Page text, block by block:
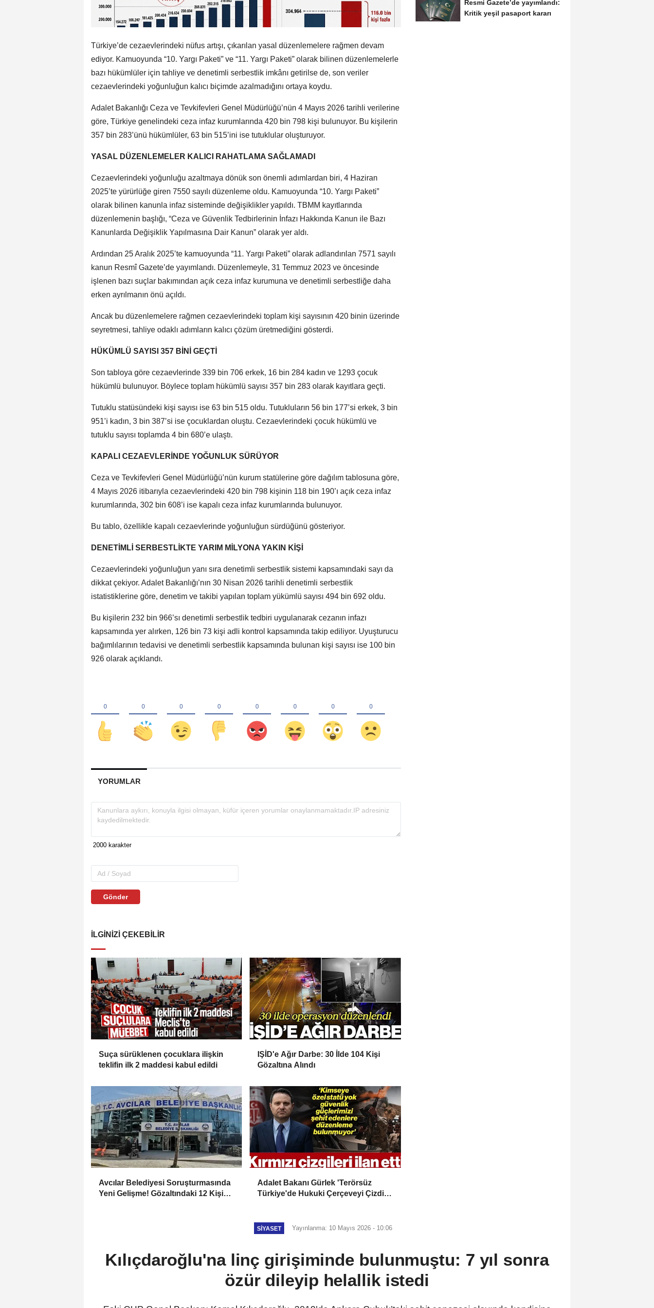
Türkiye’de cezaevlerindeki nüfus artışı, çıkarılan yasal düzenlemelere rağmen devam
ediyor. Kamuoyunda “10. Yargı Paketi” ve “11. Yargı Paketi” olarak bilinen düzenlemelerle
bazı hükümlüler için tahliye ve denetimli serbestlik imkânı getirilse de, son veriler
cezaevlerindeki yoğunluğun kalıcı biçimde azalmadığını ortaya koydu.
Adalet Bakanlığı Ceza ve Tevkifevleri Genel Müdürlüğü’nün 4 Mayıs 2026 tarihli verilerine
göre, Türkiye genelindeki ceza infaz kurumlarında 420 bin 798 kişi bulunuyor. Bu kişilerin
357 bin 283’ünü hükümlüler, 63 bin 515’ini ise tutuklular oluşturuyor.
YASAL DÜZENLEMELER KALICI RAHATLAMA SAĞLAMADI
Cezaevlerindeki yoğunluğu azaltmaya dönük son önemli adımlardan biri, 4 Haziran
2025’te yürürlüğe giren 7550 sayılı düzenleme oldu. Kamuoyunda “10. Yargı Paketi”
olarak bilinen kanunla infaz sisteminde değişiklikler yapıldı. TBMM kayıtlarında
düzenlemenin başlığı, “Ceza ve Güvenlik Tedbirlerinin İnfazı Hakkında Kanun ile Bazı
Kanunlarda Değişiklik Yapılmasına Dair Kanun” olarak yer aldı.
Ardından 25 Aralık 2025’te kamuoyunda “11. Yargı Paketi” olarak adlandırılan 7571 sayılı
kanun Resmî Gazete’de yayımlandı. Düzenlemeyle, 31 Temmuz 2023 ve öncesinde
işlenen bazı suçlar bakımından açık ceza infaz kurumuna ve denetimli serbestliğe daha
erken ayrılmanın önü açıldı.
Ancak bu düzenlemelere rağmen cezaevlerindeki toplam kişi sayısının 420 binin üzerinde
seyretmesi, tahliye odaklı adımların kalıcı çözüm üretmediğini gösterdi.
HÜKÜMLÜ SAYISI 357 BİNİ GEÇTİ
Son tabloya göre cezaevlerinde 339 bin 706 erkek, 16 bin 284 kadın ve 1293 çocuk
hükümlü bulunuyor. Böylece toplam hükümlü sayısı 357 bin 283 olarak kayıtlara geçti.
Tutuklu statüsündeki kişi sayısı ise 63 bin 515 oldu. Tutukluların 56 bin 177’si erkek, 3 bin
951’i kadın, 3 bin 387’si ise çocuklardan oluştu. Cezaevlerindeki çocuk hükümlü ve
tutuklu sayısı toplamda 4 bin 680’e ulaştı.
KAPALI CEZAEVLERİNDE YOĞUNLUK SÜRÜYOR
Ceza ve Tevkifevleri Genel Müdürlüğü’nün kurum statülerine göre dağılım tablosuna göre,
4 Mayıs 2026 itibarıyla cezaevlerindeki 420 bin 798 kişinin 118 bin 190’ı açık ceza infaz
kurumlarında, 302 bin 608’i ise kapalı ceza infaz kurumlarında bulunuyor.
Bu tablo, özellikle kapalı cezaevlerinde yoğunluğun sürdüğünü gösteriyor.
DENETİMLİ SERBESTLİKTE YARIM MİLYONA YAKIN KİŞİ
Cezaevlerindeki yoğunluğun yanı sıra denetimli serbestlik sistemi kapsamındaki sayı da
dikkat çekiyor. Adalet Bakanlığı’nın 30 Nisan 2026 tarihli denetimli serbestlik
istatistiklerine göre, denetim ve takibi yapılan toplam yükümlü sayısı 494 bin 692 oldu.
Bu kişilerin 232 bin 966’sı denetimli serbestlik tedbiri uygulanarak cezanın infazı
kapsamında yer alırken, 126 bin 73 kişi adli kontrol kapsamında takip ediliyor. Uyuşturucu
bağımlılarının tedavisi ve denetimli serbestlik kapsamında bulunan kişi sayısı ise 100 bin
926 olarak açıklandı.
YORUMLAR
Gönder
İLGINIZI ÇEKEBILIR
Suça sürüklenen çocuklara ilişkin
teklifin ilk 2 maddesi kabul edildi
IŞİD'e Ağır Darbe: 30 İlde 104 Kişi
Gözaltına Alındı
Avcılar Belediyesi Soruşturmasında
Yeni Gelişme! Gözaltındaki 12 Kişi
Adalet Bakanı Gürlek 'Terörsüz
Türkiye'de Hukuki Çerçeveyi Çizdi:
Resmi Gazete’de yayımlandı:
Kritik yeşil pasaport kararı
SIYASET Yayınlanma: 10 Mayıs 2026 - 10:06
Kılıçdaroğlu'na linç girişiminde bulunmuştu: 7 yıl sonra
özür dileyip helallik istedi